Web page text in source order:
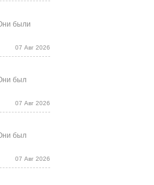
были
07 Авг 2026
был
07 Авг 2026
был
07 Авг 2026